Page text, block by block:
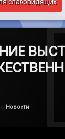
слабовидящих
Обновлено на
by
Категории:
Новости